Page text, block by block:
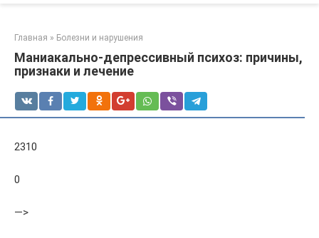
Главная » Болезни и нарушения
Маниакально-депрессивный психоз: причины,
признаки и лечение
2310
0
—>